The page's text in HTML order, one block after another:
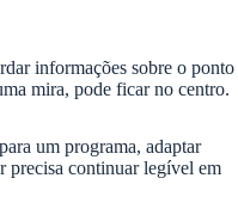
informações sobre o ponto
mira, pode ficar no centro.
um programa, adaptar
precisa continuar legível em